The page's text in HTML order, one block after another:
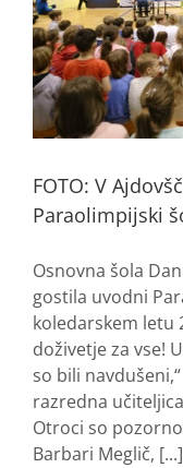
FOTO: V
Paraolimpijski
Osnovna šola
gostila uvodni
koledarskem letu
doživetje za vse!
so bili
razredna
Otroci so
Barbari Meglič, [...]